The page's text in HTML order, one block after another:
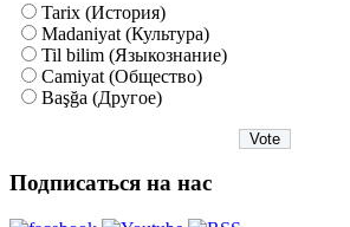
Tarix (История)
Madaniyat (Культура)
Til bilim (Языкознание)
Camiyat (Общество)
Başğa (Другое)
Подписаться на нас